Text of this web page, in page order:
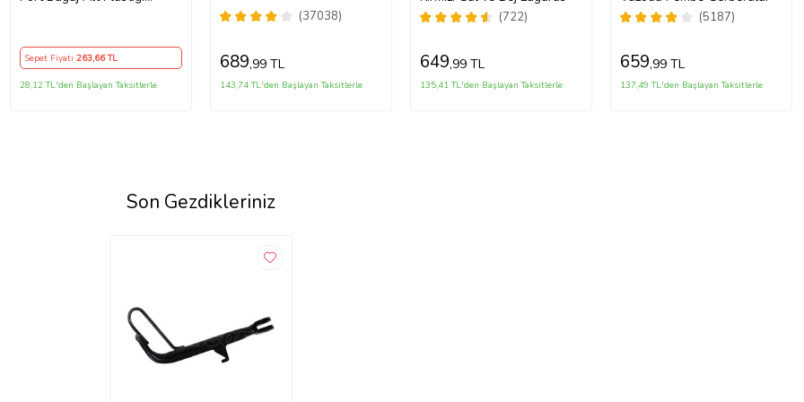
Sepet Fiyatı 263,66 TL
28,12 TL'den Başlayan Taksitlerle
(37038)
689,99 TL
143,74 TL'den Başlayan Taksitlerle
(722)
649,99 TL
135,41 TL'den Başlayan Taksitlerle
(5187)
659,99 TL
137,49 TL'den Başlayan Taksitlerle
Son Gezdikleriniz